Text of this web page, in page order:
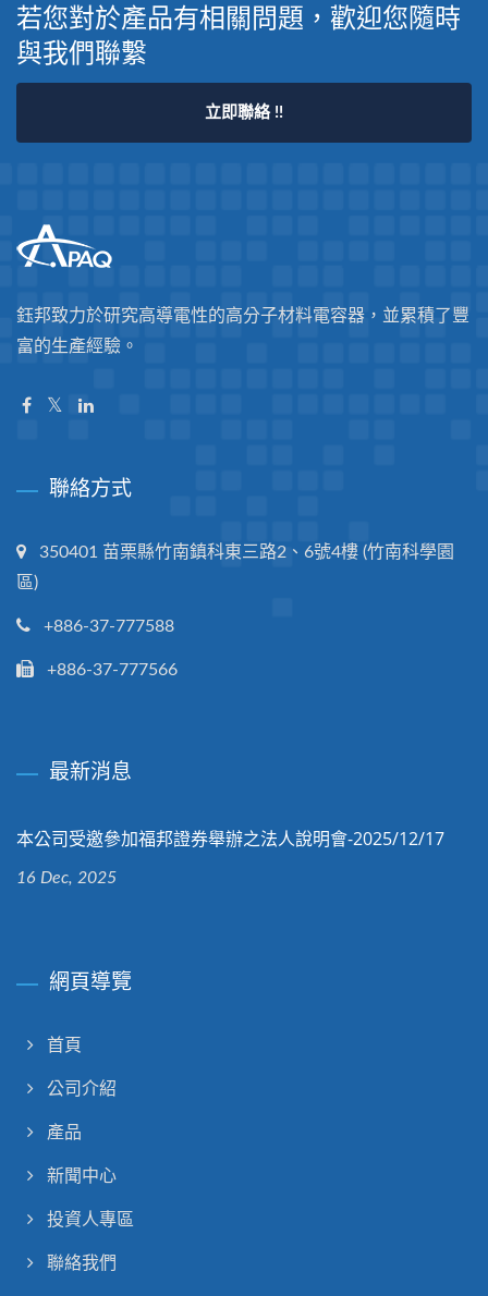
若您對於產品有相關問題，歡迎您隨時
與我們聯繫
立即聯絡 !!
鈺邦致力於研究高導電性的高分子材料電容器，並累積了豐
富的生產經驗。
聯絡方式
350401 苗栗縣竹南鎮科東三路2、6號4樓 (竹南科學園
區)
+886-37-777588
+886-37-777566
最新消息
本公司受邀參加福邦證券舉辦之法人說明會-2025/12/17
16 Dec, 2025
網頁導覽
首頁
公司介紹
產品
新聞中心
投資人專區
聯絡我們